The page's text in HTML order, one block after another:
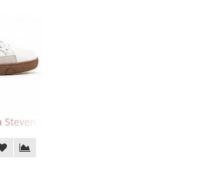
White Black